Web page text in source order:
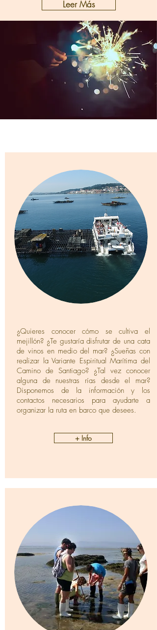
Leer Más
¿Quieres conocer cómo se cultiva el
mejillón? ¿Te gustaría disfrutar de una cata
de vinos en medio del mar? ¿Sueñas con
realizar la Variante Espiritual Marítima del
Camino de Santiago? ¿Tal vez conocer
alguna de nuestras rías desde el mar?
Disponemos de la información y los
contactos necesarios para ayudarte a
organizar la ruta en barco que desees.
+ Info